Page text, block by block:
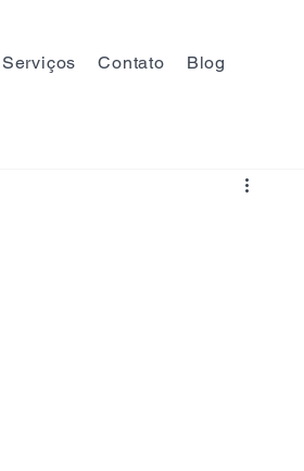
Serviços Contato Blog